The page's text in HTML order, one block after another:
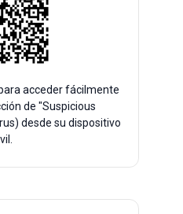
acceder fácilmente
de "Suspicious
desde su dispositivo